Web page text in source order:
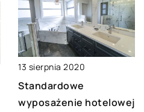
13 sierpnia 2020
Standardowe
wyposażenie hotelowej